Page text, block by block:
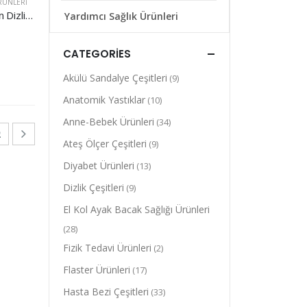
ORSA N-35S Neopren Dizlik Menteşeli Önü Açılabilir Yardımcı Sağlık Ürünleri
CATEGORIES
Akülü Sandalye Çeşitleri (9)
Anatomik Yastıklar (10)
Anne-Bebek Ürünleri (34)
Ateş Ölçer Çeşitleri (9)
Diyabet Ürünleri (13)
Dizlik Çeşitleri (9)
El Kol Ayak Bacak Sağlığı Ürünleri
(28)
Fizik Tedavi Ürünleri (2)
Flaster Ürünleri (17)
Hasta Bezi Çeşitleri (33)